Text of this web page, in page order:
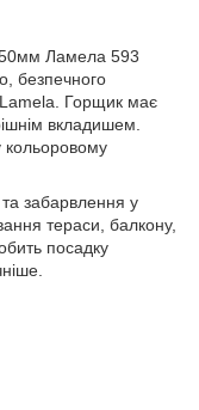
Ламела 593
безпечного
Lamela. Горщик має
вкладишем.
кольоровому
забарвлення у
тераси, балкону,
посадку